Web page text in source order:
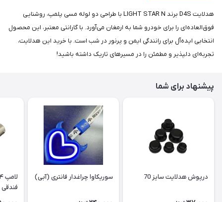
هدلایت D4S برند LIGHT STAR N با طراحی دو لوله مسی پلمپ، روشنایی
فوق‌العاده‌ای را برای خودرو شما به ارمغان می‌آورد. با گارانتی معتبر، این محصول
انتخابی ایده‌آل برای رانندگی ایمن و پرنور در شب است. با خرید این هدلایت،
تجربه‌ای دلپذیر و مطمئن را در مسیرهای تاریک داشته باشید!
پیشنهاد برای شما
درپوش هدلایت سایز 70 سوریکاوا چراغدار فانتری (آبی)
فندقی